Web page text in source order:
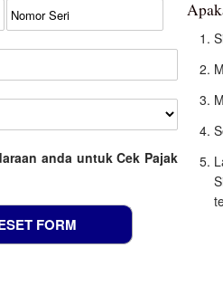
anda untuk Cek Pajak